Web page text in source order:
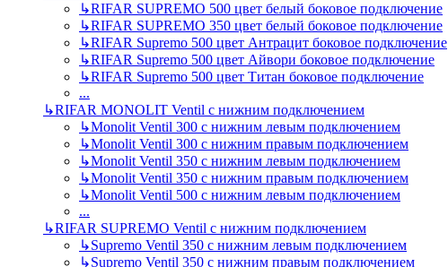
↳RIFAR SUPREMO 500 цвет белый боковое подключение
↳RIFAR SUPREMO 350 цвет белый боковое подключение
↳RIFAR Supremo 500 цвет Антрацит боковое подключение
↳RIFAR Supremo 500 цвет Айвори боковое подключение
↳RIFAR Supremo 500 цвет Титан боковое подключение
...
↳RIFAR MONOLIT Ventil с нижним подключением
↳Monolit Ventil 300 с нижним левым подключением
↳Monolit Ventil 300 с нижним правым подключением
↳Monolit Ventil 350 с нижним левым подключением
↳Monolit Ventil 350 с нижним правым подключением
↳Monolit Ventil 500 с нижним левым подключением
...
↳RIFAR SUPREMO Ventil с нижним подключением
↳Supremo Ventil 350 с нижним левым подключением
↳Supremo Ventil 350 с нижним правым подключением